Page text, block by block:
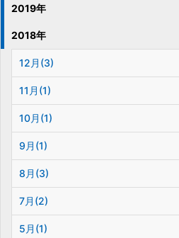
2019年
2018年
12月(3)
11月(1)
10月(1)
9月(1)
8月(3)
7月(2)
5月(1)